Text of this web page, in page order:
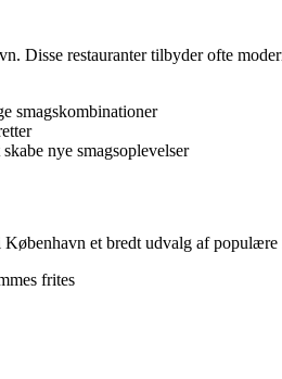
Disse restauranter tilbyder ofte
smagskombinationer
nye smagsoplevelser
et bredt udvalg af
frites